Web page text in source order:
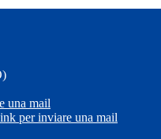
una mail
per inviare una mail